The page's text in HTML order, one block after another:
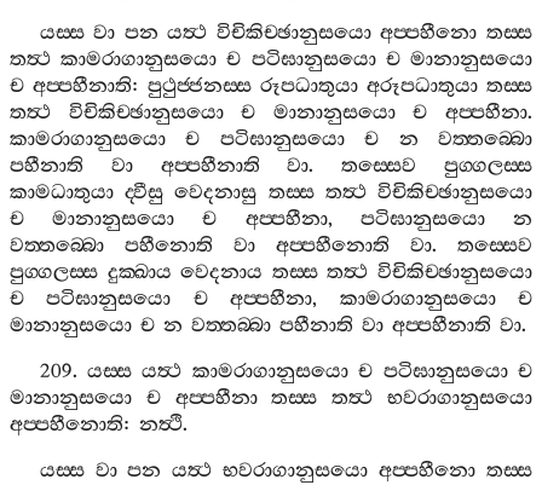
යස‍්ස වා පන යත්‍ථ විචිකිච‍්ඡානුසයො අප‍්පහීනො තස‍්ස
තත්‍ථ කාමරාගානුසයො ච පටිඝානුසයො ච මානානුසයො
ච අප‍්පහීනාති: පුථුජ‍්ජනස‍්ස රූපධාතුයා අරූපධාතුයා තස‍්ස
තත්‍ථ
විචිකිච‍්ඡානුසයො ච මානානුසයො ච අප‍්පහීනා.
කාමරාගානුසයො
ච පටිඝානුසයො ච න
වත‍්තබ‍්බො
පහීනාති
වා අප‍්පහීනාති වා.තස‍්සෙව
පුග‍්ගලස‍්ස
කාමධාතුයා ද‍්වීසු වෙදනාසු තස‍්ස තත්‍ථ විචිකිච‍්ඡානුසයො
ච
මානානුසයො ච අප‍්පහීනා, පටිඝානුසයො
න
වත‍්තබ‍්බො
පහීනොති වා අප‍්පහීනොති වා. තස‍්සෙව
පුග‍්ගලස‍්ස දුක‍්ඛාය වෙදනාය තස‍්ස තත්‍ථ විචිකිච‍්ඡානුසයො
ච
පටිඝානුසයො ච අප‍්පහීනා, කාමරාගානුසයො
ච
මානානුසයො ච න වත‍්තබ‍්බා පහීනාති වා අප‍්පහීනාති වා.
209.යස‍්ස යත්‍ථ කාමරාගානුසයො ච පටිඝානුසයො ච
මානානුසයො
ච අප‍්පහීනා තස‍්ස තත්‍ථ
භවරාගානුසයො
අප‍්පහීනොති: නත්‍ථි.
යස‍්ස වා පන යත්‍ථ භවරාගානුසයො අප‍්පහීනො තස‍්ස